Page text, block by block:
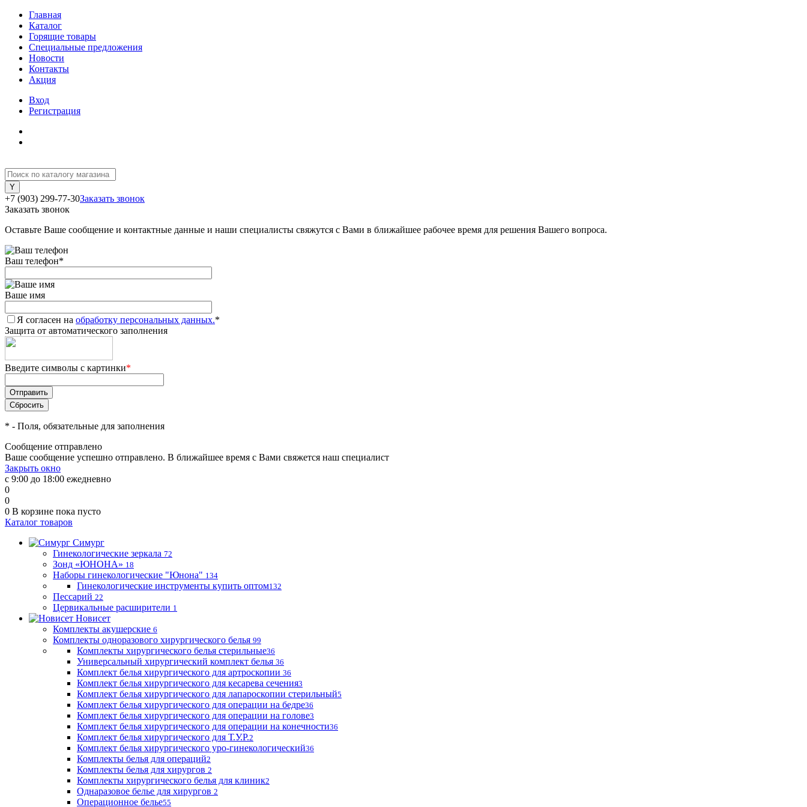
Главная
Каталог
Горящие товары
Специальные предложения
Новости
Контакты
Акция
Вход
Регистрация
+7 (903) 299-77-30Заказать звонок
Заказать звонок
Оставьте Ваше сообщение и контактные данные и наши специалисты свяжутся с Вами в ближайшее рабочее время для решения Вашего вопроса.
Ваш телефон*
Ваше имя
Я согласен на обработку персональных данных.*
Защита от автоматического заполнения
Введите символы с картинки*
* - Поля, обязательные для заполнения
Сообщение отправлено
Ваше сообщение успешно отправлено. В ближайшее время с Вами свяжется наш специалист
Закрыть окно
с 9:00 до 18:00 ежедневно
0
0
0 В корзине пока пусто
Каталог товаров
Симург
Гинекологические зеркала 72
Зонд «ЮНОНА» 18
Наборы гинекологические "Юнона" 134
Гинекологические инструменты купить оптом132
Пессарий 22
Цервикальные расширители 1
Новисет
Комплекты акушерские 6
Комплекты одноразового хирургического белья 99
Комплекты хирургического белья стерильные36
Универсальный хирургический комплект белья 36
Комплект белья хирургического для артроскопии 36
Комплект белья хирургического для кесарева сечения3
Комплект белья хирургического для лапароскопии стерильный5
Комплект белья хирургического для операции на бедре36
Комплект белья хирургического для операции на голове3
Комплект белья хирургического для операции на конечности36
Комплект белья хирургического для Т.У.Р.2
Комплект белья хирургического уро-гинекологический36
Комплекты белья для операций2
Комплекты белья для хирургов 2
Комплекты хирургического белья для клиник2
Однаразовое белье для хирургов 2
Операционное белье55